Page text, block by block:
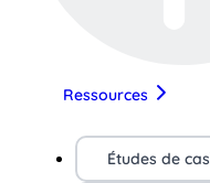
Ressources
Études de cas